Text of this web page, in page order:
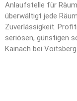
Anlaufstelle für
überwältigt jede
Zuverlässigkeit.
seriösen, günstigen
Kainach bei Voitsberg.